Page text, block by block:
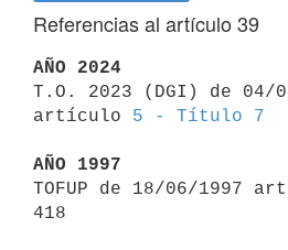
Referencias al artículo 39
AÑO 2024
T.O. 2023 (DGI) de 04/
artículo 5 - Título 7
AÑO 1997
TOFUP de 18/06/1997
418